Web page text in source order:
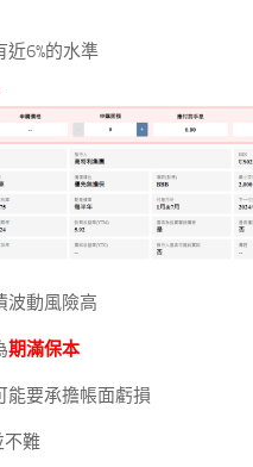
6%的水準
波動風險高
期滿保本
能要承擔帳面虧損
不難